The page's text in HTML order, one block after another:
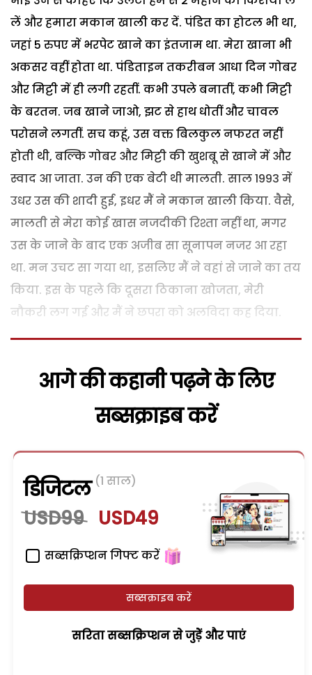
लें और हमारा मकान खाली कर दें. पंडित का होटल भी था,
जहां 5 रुपए में भरपेट खाने का इंतजाम था. मेरा खाना भी
अकसर वहीं होता था. पंडिताइन तकरीबन आधा दिन गोबर
और मिट्टी में ही लगी रहतीं. कभी उपले बनातीं, कभी मिट्टी
के बरतन. जब खाने जाओ, झट से हाथ धोतीं और चावल
परोसने लगतीं. सच कहूं, उस वक्त बिलकुल नफरत नहीं
होती थी, बल्कि गोबर और मिट्टी की खुशबू से खाने में और
स्वाद आ जाता. उन की एक बेटी थी मालती. साल 1993 में
उधर उस की शादी हुई, इधर मैं ने मकान खाली किया. वैसे,
मालती से मेरा कोई खास नजदीकी रिश्ता नहीं था, मगर
उस के जाने के बाद एक अजीब सा सूनापन नजर आ रहा
था. मन उचट सा गया था, इसलिए मैं ने वहां से जाने का तय
किया. इस के पहले कि दूसरा ठिकाना खोजता, मेरी
नौकरी लग गई और मैं ने छपरा को अलविदा कह दिया.
आगे की कहानी पढ़ने के लिए
सब्सक्राइब करें
डिजिटल (1 साल)
USD99 USD49
सब्सक्रिप्शन गिफ्ट करें
सब्सक्राइब करें
सरिता सब्सक्रिप्शन से जुड़ेें और पाएं